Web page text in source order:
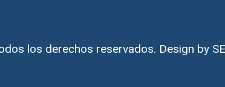
los derechos reservados. Design by